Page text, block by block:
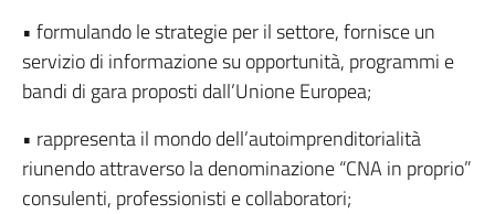
• formulando le strategie per il settore, fornisce un
servizio di informazione su opportunità, programmi e
bandi di gara proposti dall’Unione Europea;
• rappresenta il mondo dell’autoimprenditorialità
riunendo attraverso la denominazione “CNA in proprio”
consulenti, professionisti e collaboratori;